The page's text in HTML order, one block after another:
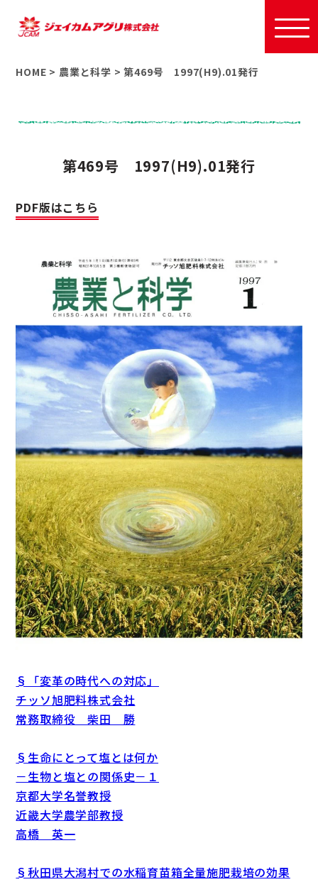
HOME > 農業と科学 >第469号 1997(H9).01発行
第469号 1997(H9).01発行
PDF版はこちら
§「変革の時代への対応」
チッソ旭肥料株式会社
常務取締役 柴田 勝
§生命にとって塩とは何か
－生物と塩との関係史－１
京都大学名誉教授
近畿大学農学部教授
高橋 英一
§秋田県大潟村での水稲育苗箱全量施肥栽培の効果